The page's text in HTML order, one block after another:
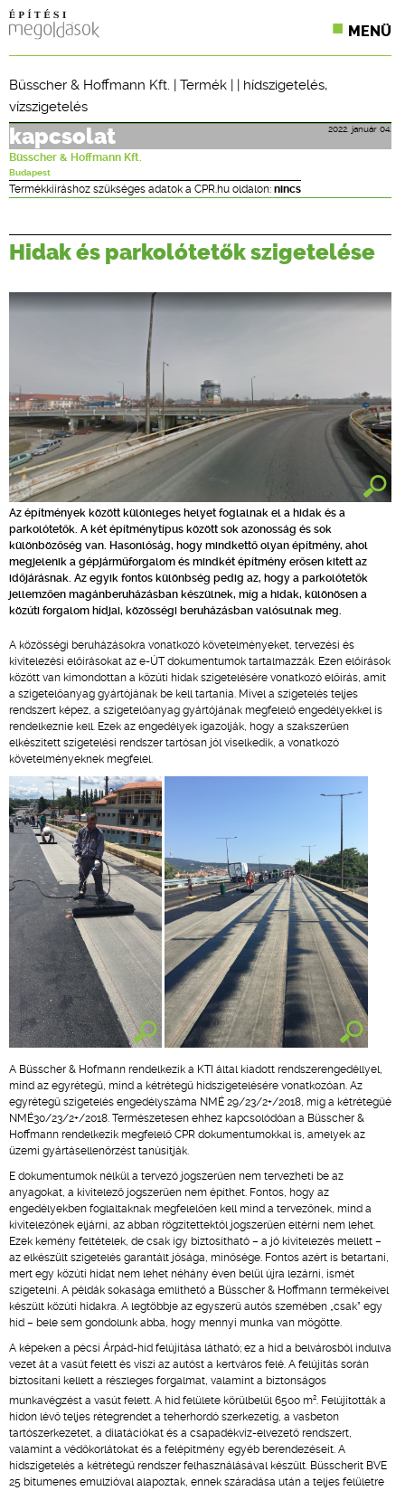
MENÜ
CPR TERMÉKKIÍRÁS
ÉPÍTÉSI JOG
ONLINE KÉPZÉSEK
TERVEZÉSI SEGÉDLETEK
Büsscher & Hoffmann Kft. | Termék | | hídszigetelés,
vízszigetelés
2022. január 04.
kapcsolat
Büsscher & Hoffmann Kft.
Budapest
Termékkiíráshoz szükséges adatok a CPR.hu oldalon: nincs
Hidak és parkolótetők szigetelése
Az építmények között különleges helyet foglalnak el a hidak és a
parkolótetők. A két építménytípus között sok azonosság és sok
különbözőség van. Hasonlóság, hogy mindkettő olyan építmény, ahol
megjelenik a gépjárműforgalom és mindkét építmény erősen kitett az
időjárásnak. Az egyik fontos különbség pedig az, hogy a parkolótetők
jellemzően magánberuházásban készülnek, míg a hidak, különösen a
közúti forgalom hídjai, közösségi beruházásban valósulnak meg.
A közösségi beruházásokra vonatkozó követelményeket, tervezési és
kivitelezési előírásokat az e-ÚT dokumentumok tartalmazzák. Ezen előírások
között van kimondottan a közúti hidak szigetelésére vonatkozó előírás, amit
a szigetelőanyag gyártójának be kell tartania. Mivel a szigetelés teljes
rendszert képez, a szigetelőanyag gyártójának megfelelő engedélyekkel is
rendelkeznie kell. Ezek az engedélyek igazolják, hogy a szakszerűen
elkészített szigetelési rendszer tartósan jól viselkedik, a vonatkozó
követelményeknek megfelel.
A Büsscher & Hofmann rendelkezik a KTI által kiadott rendszerengedéllyel,
mind az egyrétegű, mind a kétrétegű hídszigetelésére vonatkozóan. Az
egyrétegű szigetelés engedélyszáma NMÉ 29/23/2+/2018, míg a kétrétegűé
NMÉ30/23/2+/2018. Természetesen ehhez kapcsolódóan a Büsscher &
Hoffmann rendelkezik megfelelő CPR dokumentumokkal is, amelyek az
üzemi gyártásellenőrzést tanúsítják.
E dokumentumok nélkül a tervező jogszerűen nem tervezheti be az
anyagokat, a kivitelező jogszerűen nem építhet. Fontos, hogy az
engedélyekben foglaltaknak megfelelően kell mind a tervezőnek, mind a
kivitelezőnek eljárni, az abban rögzítettektől jogszerűen eltérni nem lehet.
Ezek kemény feltételek, de csak így biztosítható – a jó kivitelezés mellett –
az elkészült szigetelés garantált jósága, minősége. Fontos azért is betartani,
mert egy közúti hidat nem lehet néhány éven belül újra lezárni, ismét
szigetelni. A példák sokasága említhető a Büsscher & Hoffmann termékeivel
készült közúti hidakra. A legtöbbje az egyszerű autós szemében „csak” egy
híd – bele sem gondolunk abba, hogy mennyi munka van mögötte.
A képeken a pécsi Árpád-híd felújítása látható; ez a híd a belvárosból indulva
vezet át a vasút felett és viszi az autóst a kertváros felé. A felújítás során
biztosítani kellett a részleges forgalmat, valamint a biztonságos
munkavégzést a vasút felett. A híd felülete körülbelül 6500 m2. Felújították a
hídon lévő teljes rétegrendet a teherhordó szerkezetig, a vasbeton
tartószerkezetet, a dilatációkat és a csapadékvíz-elvezető rendszert,
valamint a védőkorlátokat és a felépítmény egyéb berendezéseit. A
hídszigetelés a kétrétegű rendszer felhasználásával készült. Büsscherit BVE
25 bitumenes emulzióval alapoztak, ennek száradása után a teljes felületre